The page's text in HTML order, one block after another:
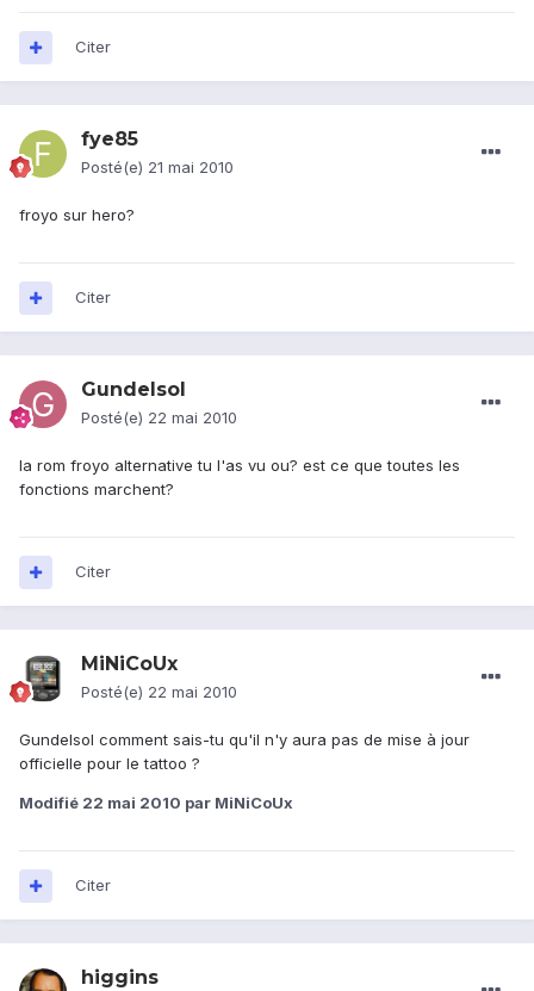
Citer
fye85
Posté(e) 21 mai 2010
froyo sur hero?
Citer
Gundelsol
Posté(e) 22 mai 2010
la rom froyo alternative tu l'as vu ou? est ce que toutes les
fonctions marchent?
Citer
MiNiCoUx
Posté(e) 22 mai 2010
Gundelsol comment sais-tu qu'il n'y aura pas de mise à jour
officielle pour le tattoo ?
Modifié 22 mai 2010 par MiNiCoUx
Citer
higgins